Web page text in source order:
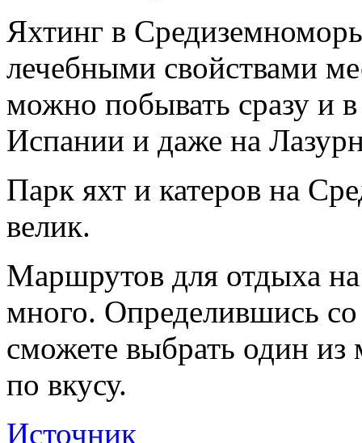
Яхтинг в
лечебными свойствами
можно побывать сразу и
Испании и даже на
Парк яхт и катеров на
велик.
Маршрутов для отдыха
много. Определившись
сможете выбрать один
по вкусу.
Источник